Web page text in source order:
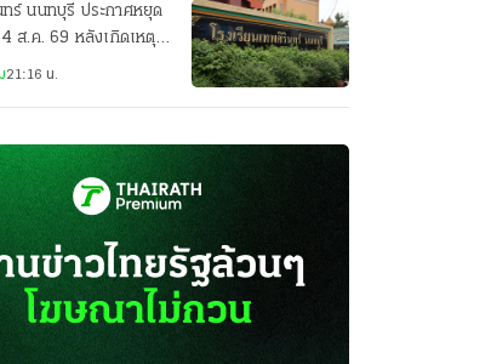
ทร์ นนทบุรี ประกาศหยุด
ส.ค. 69 หลังเกิดเหตุก
21:16 น.